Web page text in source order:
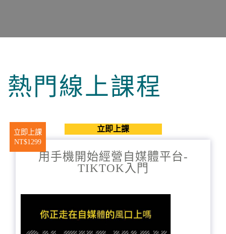
熱門線上課程
立即上課
NT$1299
立即上課
用手機開始經營自媒體平台-
TIKTOK入門